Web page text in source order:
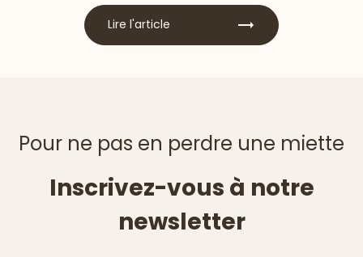
Lire l'article
Pour ne pas en perdre une miette
Inscrivez-vous à notre
newsletter